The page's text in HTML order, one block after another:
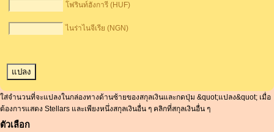
โฟรินท์ฮังการี (HUF)
ไนร่าไนจีเรีย (NGN)
ใส่จำนวนที่จะแปลงในกล่องทางด้านซ้ายของสกุลเงินและกดปุ่ม &quot;แปลง&quot; เมื่อ
ต้องการแสดง Stellars และเพียงหนึ่งสกุลเงินอื่น ๆ คลิกที่สกุลเงินอื่น ๆ
ตัวเลือก